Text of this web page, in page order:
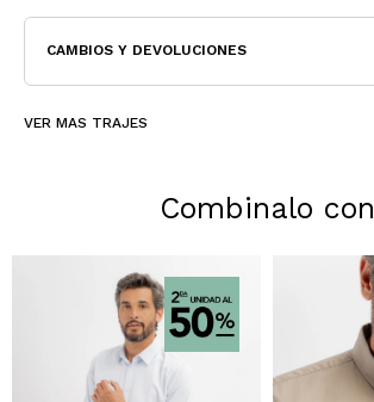
CAMBIOS Y DEVOLUCIONES
VER MAS TRAJES
Combinalo con